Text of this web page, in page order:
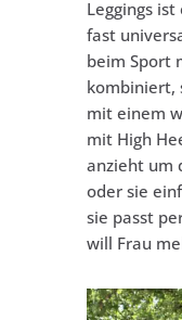
Leggings
fast
beim Sport
kombiniert,
mit einem
mit High
anzieht um
oder sie
sie passt
will Frau